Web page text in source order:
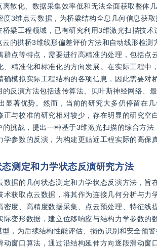
散化、数据采集效率低和无法全面获取整体
3维点云数据，为桥梁结构全息几何信息获
梁工程领域，已有研究利用3维激光扫描技
的拱桥3维线形偏差评价方法和自动线形检
群点等特点，需要进行高精准的处理，包括
、精准化和标准化的方向发展。在实际工程
确模拟实际工程结构的各项信息，因此需要
反演方法包括遗传算法、贝叶斯神经网络、
显著优势。然而，当前的研究大多仍停留在
正与校准的研究相对较少，存在明显的研究
挑战，提出一种基于3维激光扫描的综合方
学参数的反演，为构建更贴近工程实际的高
测定和力学状态反演研究方法
据的几何状态测定和力学状态反演方法，
术获取点云数据，将其作为连接几何分析与
密度、高精度数据采集、点云预处理、特征
际变形数据，建立位移响应与结构力学参数
，为后续结构性能评估、损伤识别和安全预警
动窗口算法，通过沿结构延伸方向逐段滑动